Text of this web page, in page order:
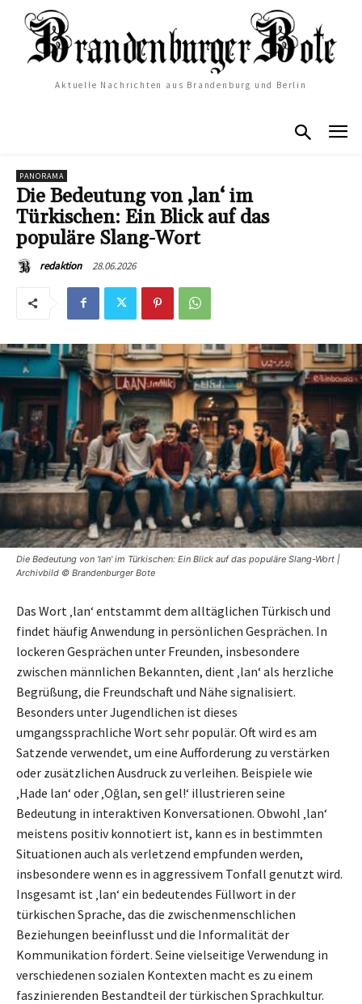
Aktuelle Nachrichten aus Brandenburg und Berlin
PANORAMA
Die Bedeutung von ‚lan‘ im
Türkischen: Ein Blick auf das
populäre Slang-Wort
redaktion 28.06.2026
Die Bedeutung von 'lan' im Türkischen: Ein Blick auf das populäre Slang-Wort |
Archivbild © Brandenburger Bote
Das Wort ‚lan‘ entstammt dem alltäglichen Türkisch und
findet häufig Anwendung in persönlichen Gesprächen. In
lockeren Gesprächen unter Freunden, insbesondere
zwischen männlichen Bekannten, dient ‚lan‘ als herzliche
Begrüßung, die Freundschaft und Nähe signalisiert.
Besonders unter Jugendlichen ist dieses
umgangssprachliche Wort sehr populär. Oft wird es am
Satzende verwendet, um eine Aufforderung zu verstärken
oder zusätzlichen Ausdruck zu verleihen. Beispiele wie
‚Hade lan‘ oder ‚Oğlan, sen gel!‘ illustrieren seine
Bedeutung in interaktiven Konversationen. Obwohl ‚lan‘
meistens positiv konnotiert ist, kann es in bestimmten
Situationen auch als verletzend empfunden werden,
insbesondere wenn es in aggressivem Tonfall genutzt wird.
Insgesamt ist ‚lan‘ ein bedeutendes Füllwort in der
türkischen Sprache, das die zwischenmenschlichen
Beziehungen beeinflusst und die Informalität der
Kommunikation fördert. Seine vielseitige Verwendung in
verschiedenen sozialen Kontexten macht es zu einem
faszinierenden Bestandteil der türkischen Sprachkultur.